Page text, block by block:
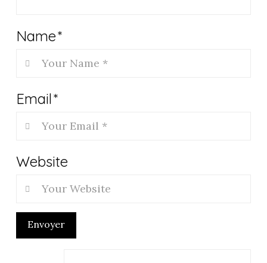
Name*
Email*
Website
Envoyer